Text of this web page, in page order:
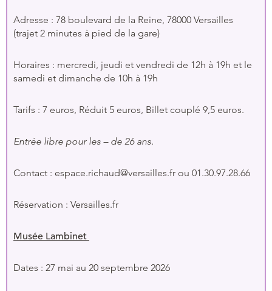
Adresse : 78 boulevard de la Reine, 78000 Versailles
(trajet 2 minutes à pied de la gare)
Horaires : mercredi, jeudi et vendredi de 12h à 19h et le
samedi et dimanche de 10h à 19h
Tarifs : 7 euros, Réduit 5 euros, Billet couplé 9,5 euros.
Entrée libre pour les – de 26 ans.
Contact : espace.richaud@versailles.fr ou 01.30.97.28.66
Réservation : Versailles.fr
Musée Lambinet
Dates : 27 mai au 20 septembre 2026